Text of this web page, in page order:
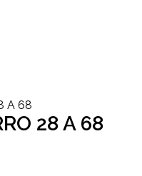
A 68
28 A 68